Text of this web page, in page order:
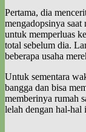
Pertama, dia
mengadopsinya saat
untuk memperluas
total sebelum dia.
beberapa usaha
Untuk sementara
bangga dan bisa
memberinya rumah
lelah dengan hal-hal